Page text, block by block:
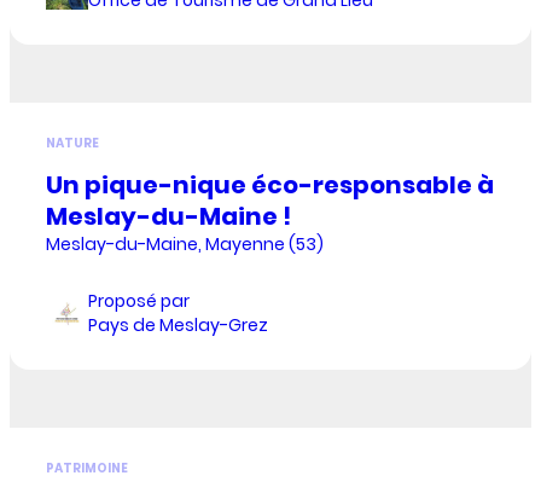
NATURE
Un pique-nique éco-responsable à
Meslay-du-Maine !
Meslay-du-Maine, Mayenne (53)
Proposé par
Pays de Meslay-Grez
PATRIMOINE